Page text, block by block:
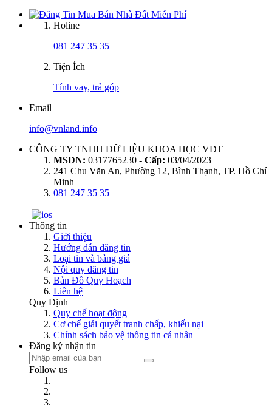
Holine
081 247 35 35
Tiện Ích
Tính vay, trả góp
Email
info@vnland.info
CÔNG TY TNHH DỮ LIỆU KHOA HỌC VDT
MSDN: 0317765230 - Cấp: 03/04/2023
241 Chu Văn An, Phường 12, Bình Thạnh, TP. Hồ Chí
Minh
081 247 35 35
Thông tin
Giới thiệu
Hướng dẫn đăng tin
Loại tin và bảng giá
Nội quy đăng tin
Bản Đồ Quy Hoạch
Liên hệ
Quy Định
Quy chế hoạt động
Cơ chế giải quyết tranh chấp, khiếu nại
Chính sách bảo vệ thông tin cá nhân
Đăng ký nhận tin
Follow us